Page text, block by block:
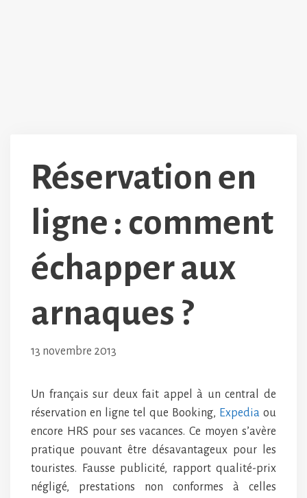
Réservation en
ligne : comment
échapper aux
arnaques ?
13 novembre 2013
Un français sur deux fait appel à un central de
réservation en ligne tel que Booking, Expedia ou
encore HRS pour ses vacances. Ce moyen s’avère
pratique pouvant être désavantageux pour les
touristes. Fausse publicité, rapport qualité-prix
négligé, prestations non conformes à celles